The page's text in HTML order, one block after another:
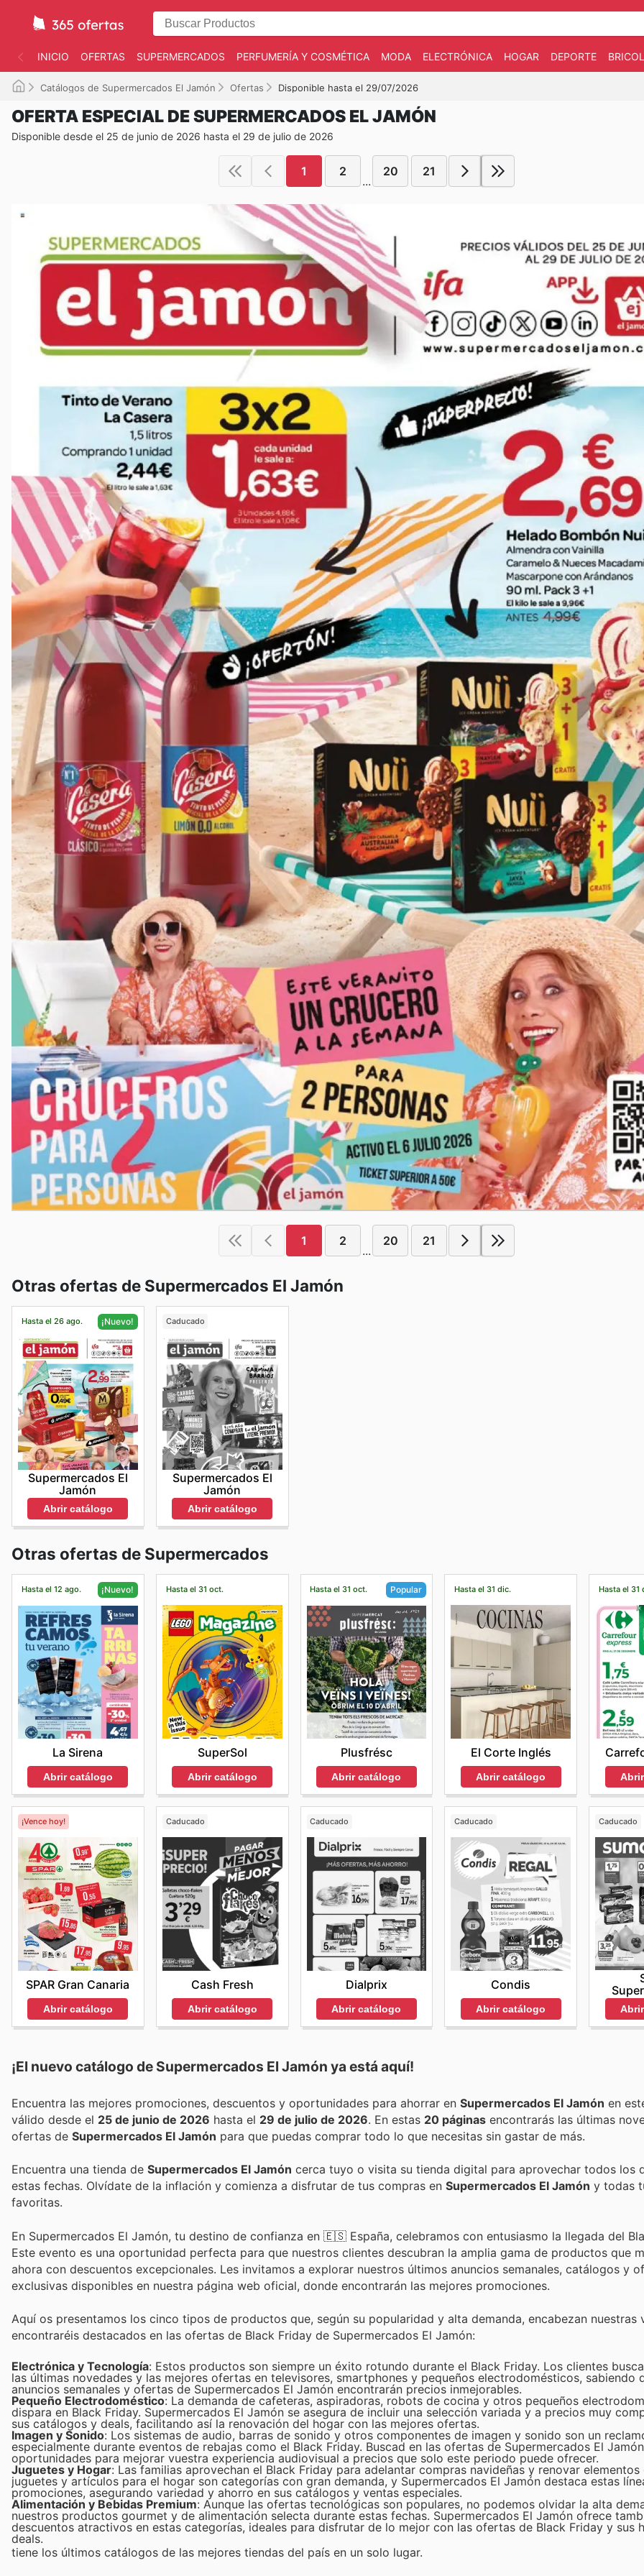
INICIO OFERTAS SUPERMERCADOS PERFUMERÍA Y COSMÉTICA MODA ELECTRÓNICA HOGAR DEPORTE
Catálogos de Supermercados El Jamón Ofertas Disponible hasta el 29/07/2026
OFERTA ESPECIAL DE SUPERMERCADOS EL JAMÓN
Disponible desde el 25 de junio de 2026 hasta el 29 de julio de 2026
1 2
...
20 21
1 2
...
20 21
Otras ofertas de Supermercados El Jamón
Hasta el 26 ago. ¡Nuevo!
Supermercados El
Jamón
Abrir catálogo
Caducado
Supermercados El
Jamón
Abrir catálogo
Otras ofertas de Supermercados
Hasta el 12 ago. ¡Nuevo!
La Sirena
Abrir catálogo
Hasta el 31 oct.
SuperSol
Abrir catálogo
Hasta el 31 oct. Popular
Plusfrésc
Abrir catálogo
Hasta el 31 dic.
El Corte Inglés
Abrir catálogo
Hasta el 31
¡Vence hoy!
SPAR Gran Canaria
Abrir catálogo
Caducado
Cash Fresh
Abrir catálogo
Caducado
Dialprix
Abrir catálogo
Caducado
Condis
Abrir catálogo
Caducado
¡El nuevo catálogo de Supermercados El Jamón ya está aquí!
Encuentra las mejores promociones, descuentos y oportunidades para ahorrar en Supermercados El Jamón en
válido desde el 25 de junio de 2026 hasta el 29 de julio de 2026 . En estas 20 páginas encontrarás las últimas
ofertas de Supermercados El Jamón para que puedas comprar todo lo que necesitas sin gastar de más.
Encuentra una tienda de Supermercados El Jamón cerca tuyo o visita su tienda digital para aprovechar todos los
estas fechas. Olvídate de la inflación y comienza a disfrutar de tus compras en Supermercados El Jamón y todas
favoritas.
En Supermercados El Jamón, tu destino de confianza en 🇪🇸 España, celebramos con entusiasmo la llegada del
Este evento es una oportunidad perfecta para que nuestros clientes descubran la amplia gama de productos que
ahora con descuentos excepcionales. Les invitamos a explorar nuestros últimos anuncios semanales, catálogos y
exclusivas disponibles en nuestra página web oficial, donde encontrarán las mejores promociones.
Aquí os presentamos los cinco tipos de productos que, según su popularidad y alta demanda, encabezan nuestras
encontraréis destacados en las ofertas de Black Friday de Supermercados El Jamón:
Electrónica y Tecnología: Estos productos son siempre un éxito rotundo durante el Black Friday. Los clientes
las últimas novedades y las mejores ofertas en televisores, smartphones y pequeños electrodomésticos, sabiendo
anuncios semanales y ofertas de Supermercados El Jamón encontrarán precios inmejorables.
Pequeño Electrodoméstico: La demanda de cafeteras, aspiradoras, robots de cocina y otros pequeños
dispara en Black Friday. Supermercados El Jamón se asegura de incluir una selección variada y a precios muy
sus catálogos y deals, facilitando así la renovación del hogar con las mejores ofertas.
Imagen y Sonido: Los sistemas de audio, barras de sonido y otros componentes de imagen y sonido son un
especialmente durante eventos de rebajas como el Black Friday. Buscad en las ofertas de Supermercados El
oportunidades para mejorar vuestra experiencia audiovisual a precios que solo este periodo puede ofrecer.
Juguetes y Hogar: Las familias aprovechan el Black Friday para adelantar compras navideñas y renovar elementos
juguetes y artículos para el hogar son categorías con gran demanda, y Supermercados El Jamón destaca estas
promociones, asegurando variedad y ahorro en sus catálogos y ventas especiales.
Alimentación y Bebidas Premium: Aunque las ofertas tecnológicas son populares, no podemos olvidar la alta
nuestros productos gourmet y de alimentación selecta durante estas fechas. Supermercados El Jamón ofrece
descuentos atractivos en estas categorías, ideales para disfrutar de lo mejor con las ofertas de Black Friday y sus
deals.
tiene los últimos catálogos de las mejores tiendas del país en un solo lugar.